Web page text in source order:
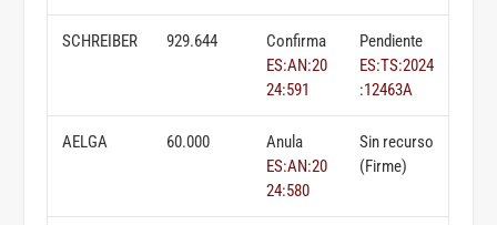
SCHREIBER 929.644
Confirma
ES:AN:20
24:591
Pendiente
ES:TS:2024
:12463A
AELGA 60.000
Anula
ES:AN:20
24:580
Sin recurso
(Firme)